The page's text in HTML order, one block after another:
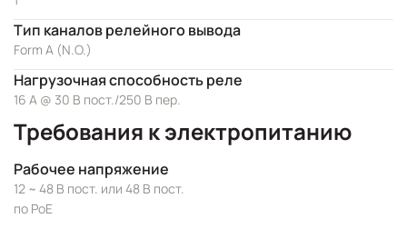
Тип каналов релейного вывода
Form A (N.O.)
Нагрузочная способность реле
16 А @ 30 В пост./250 В пер.
Требования к электропитанию
Рабочее напряжение
12 ~ 48 В пост. или 48 В пост.
по PoE